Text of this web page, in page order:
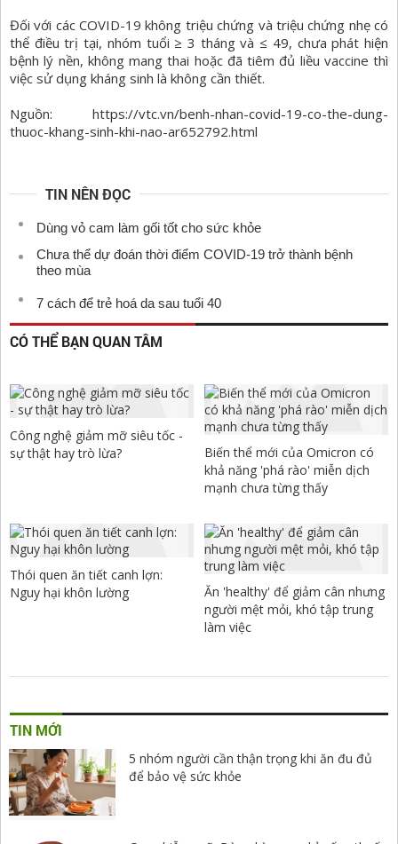
Đối với các COVID-19 không triệu chứng và triệu chứng nhẹ có
thể điều trị tại, nhóm tuổi ≥ 3 tháng và ≤ 49, chưa phát hiện
bệnh lý nền, không mang thai hoặc đã tiêm đủ liều vaccine thì
việc sử dụng kháng sinh là không cần thiết.
Nguồn: https://vtc.vn/benh-nhan-covid-19-co-the-dung-
thuoc-khang-sinh-khi-nao-ar652792.html
TIN NÊN ĐỌC
Dùng vỏ cam làm gối tốt cho sức khỏe
Chưa thể dự đoán thời điểm COVID-19 trở thành bệnh
theo mùa
7 cách để trẻ hoá da sau tuổi 40
CÓ THỂ BẠN QUAN TÂM
Công nghệ giảm mỡ siêu tốc -
sự thật hay trò lừa?
Biến thể mới của Omicron có
khả năng 'phá rào' miễn dịch
mạnh chưa từng thấy
Thói quen ăn tiết canh lợn:
Nguy hại khôn lường
Ăn 'healthy' để giảm cân nhưng
người mệt mỏi, khó tập trung
làm việc
TIN MỚI
5 nhóm người cần thận trọng khi ăn đu đủ
để bảo vệ sức khỏe